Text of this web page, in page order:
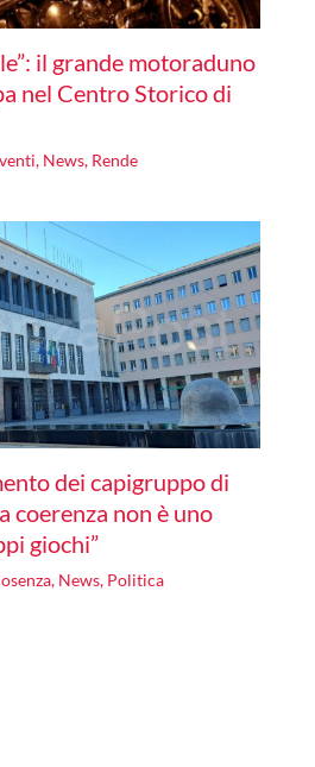
il grande motoraduno
nel Centro Storico di
, News, Rende
dei capigruppo di
coerenza non è uno
giochi”
, News, Politica